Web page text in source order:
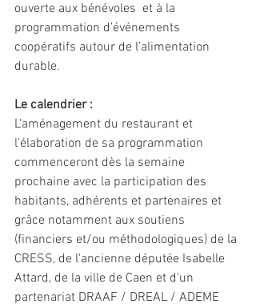
ouverte aux bénévoles  et à la
programmation d’événements
coopératifs autour de l’alimentation
durable.
Le calendrier :
L'aménagement du restaurant et
l'élaboration de sa programmation
commenceront dès la semaine
prochaine avec la participation des
habitants, adhérents et partenaires et
grâce notamment aux soutiens
(financiers et/ou méthodologiques) de la
CRESS, de l'ancienne députée Isabelle
Attard, de la ville de Caen et d'un
partenariat DRAAF / DREAL / ADEME